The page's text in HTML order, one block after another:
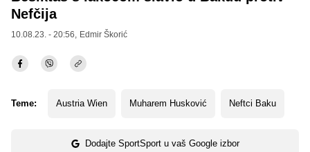
Nefčija
10.08.23. - 20:56, Edmir Škorić
Teme: Austria Wien Muharem Husković Neftci Baku
Dodajte SportSport u vaš Google izbor